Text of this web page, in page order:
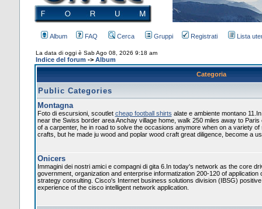
Album FAQ Cerca Gruppi Registrati Lista
La data di oggi è Sab Ago 08, 2026 9:18 am
Indice del forum -> Album
Categoria
Public Categories
Montagna
Foto di escursioni, scoutlet cheap football shirts alate e ambiente montano
near the Swiss border area Anchay village home, walk 250 miles away to
of a carpenter, he in road to solve the occasions anymore when on a variety
crafts, but he made ju wood and poplar wood craft great diligence, become a
Onicers
Immagini dei nostri amici e compagni di gita 6.In today's network as the core
government, organization and enterprise informatization 200-120 of application
strategy consulting. Cisco's Internet business solutions division (IBSG)
experience of the cisco intelligent network application.